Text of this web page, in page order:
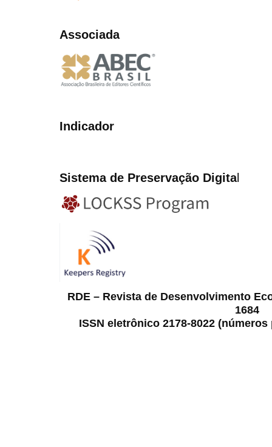
Associada
Indicador
Sistema de Preservação Digital
RDE – Revista de Desenvolvimento
1684
ISSN eletrônico 2178-8022